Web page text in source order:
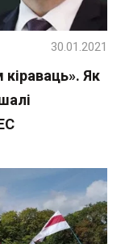
Як
30.01.2021